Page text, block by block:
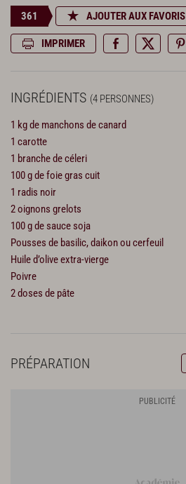
361 AJOUTER AUX FAVORIS
IMPRIMER
INGRÉDIENTS (4 PERSONNES)
1 kg de manchons de canard
1 carotte
1 branche de céleri
100 g de foie gras cuit
1 radis noir
2 oignons grelots
100 g de sauce soja
Pousses de basilic, daikon ou cerfeuil
Huile d’olive extra-vierge
Poivre
2 doses de pâte
PRÉPARATION